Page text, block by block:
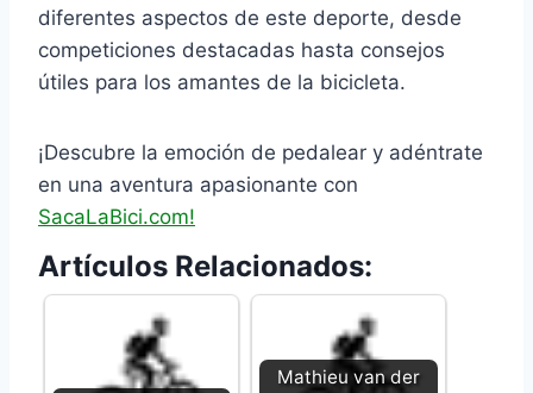
diferentes aspectos de este deporte, desde
competiciones destacadas hasta consejos
útiles para los amantes de la bicicleta.
¡Descubre la emoción de pedalear y adéntrate
en una aventura apasionante con
SacaLaBici.com!
Artículos Relacionados:
Mathieu van der